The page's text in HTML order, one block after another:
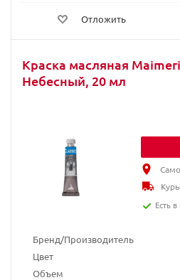
Отложить
Краска масляная
Небесный, 20 мл
Бренд/Производитель
Цвет
Объем
Есть